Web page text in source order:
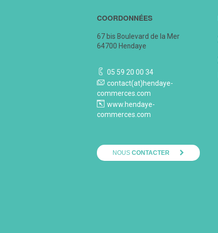
COORDONNÉES
67 bis Boulevard de la Mer
64700 Hendaye
05 59 20 00 34
contact(at)hendaye-
commerces.com
www.hendaye-
commerces.com
NOUS CONTACTER